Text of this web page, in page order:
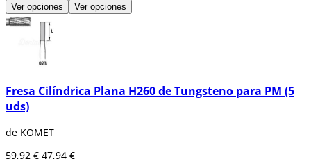
Ver opciones Ver opciones
Fresa Cilíndrica Plana H260 de Tungsteno para PM (5
uds)
de KOMET
59,92 € 47,94 €